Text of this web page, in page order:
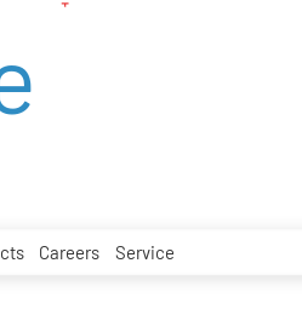
Careers Service